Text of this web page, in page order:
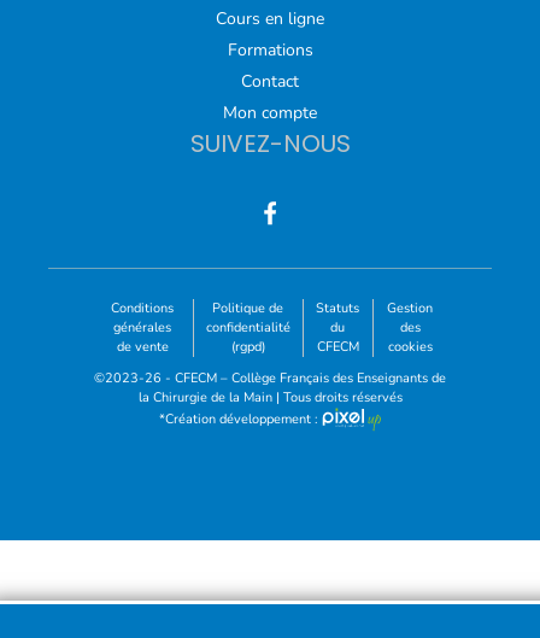
Cours en ligne
Formations
Contact
Mon compte
SUIVEZ-NOUS
Conditions
générales
de vente
Politique de
confidentialité
(rgpd)
Statuts
du
CFECM
Gestion
des
cookies
©2023-26 - CFECM – Collège Français des Enseignants de
la Chirurgie de la Main | Tous droits réservés
*Création développement :